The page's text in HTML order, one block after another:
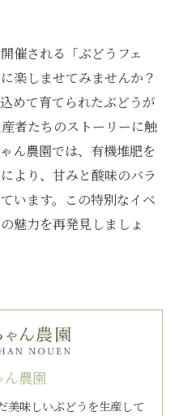
催される「ぶどうフェ
楽しませてみませんか？
めて育てられたぶどうが
者たちのストーリーに触
ん農園では、有機堆肥を
より、甘みと酸味のバラ
います。この特別なイベ
魅力を再発見しましょ
ん農園
美味しいぶどうを生産して